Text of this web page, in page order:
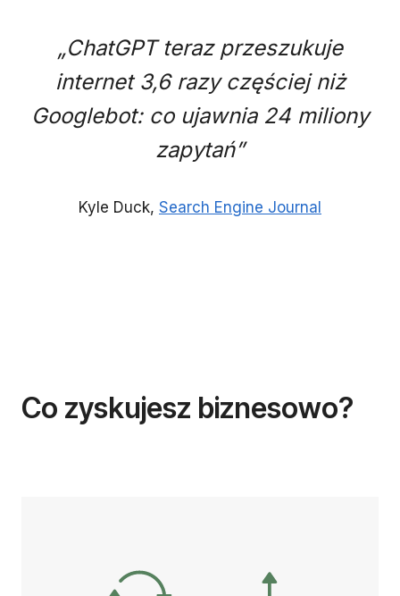
„ChatGPT teraz przeszukuje
internet 3,6 razy częściej niż
Googlebot: co ujawnia 24 miliony
zapytań”
Kyle Duck, Search Engine Journal
Co zyskujesz biznesowo?